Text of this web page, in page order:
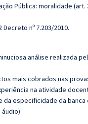
Pública: moralidade (art.
nº 7.203/2010.
análise realizada
mais cobrados nas
na atividade
da especificidade da banca